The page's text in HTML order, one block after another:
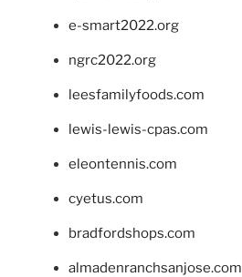
e-smart2022.org
ngrc2022.org
leesfamilyfoods.com
lewis-lewis-cpas.com
eleontennis.com
cyetus.com
bradfordshops.com
almadenranchsanjose.com